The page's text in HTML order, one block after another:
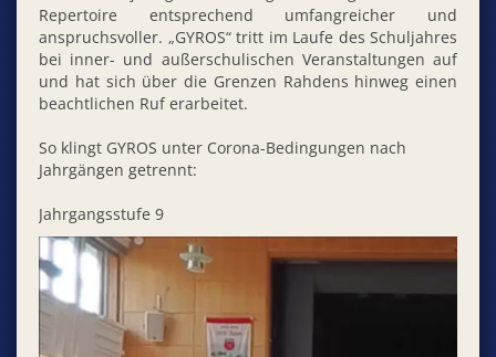
Repertoire entsprechend umfangreicher und
anspruchsvoller. „GYROS“ tritt im Laufe des Schuljahres
bei inner- und außerschulischen Veranstaltungen auf
und hat sich über die Grenzen Rahdens hinweg einen
beachtlichen Ruf erarbeitet.
So klingt GYROS unter Corona-Bedingungen nach
Jahrgängen getrennt:
Jahrgangsstufe 9